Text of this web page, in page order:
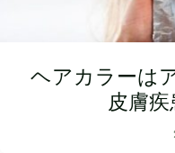
ヘアカラーは
皮膚